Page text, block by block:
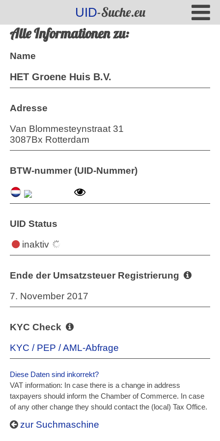
UID-Suche.eu
Alle Informationen zu:
Name
HET Groene Huis B.V.
Adresse
Van Blommesteynstraat 31
3087Bx Rotterdam
BTW-nummer (UID-Nummer)
UID Status
inaktiv
Ende der Umsatzsteuer Registrierung
7. November 2017
KYC Check
KYC / PEP / AML-Abfrage
Diese Daten sind inkorrekt?
VAT information: In case there is a change in address
taxpayers should inform the Chamber of Commerce. In case
of any other change they should contact the (local) Tax Office.
zur Suchmaschine